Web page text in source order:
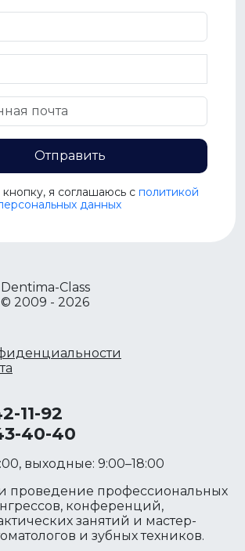
Отправить
я соглашаюсь c политикой
данных
Dentima-Class
© 2009 - 2026
11-92
40-40
выходные: 9:00–18:00
проведение профессиональных
конференций,
занятий и мастер-
и зубных техников.